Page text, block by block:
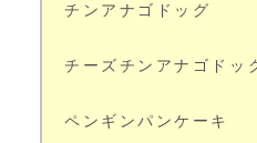
チンアナゴドッ
チーズチンアナゴド
ペンギンパンケ